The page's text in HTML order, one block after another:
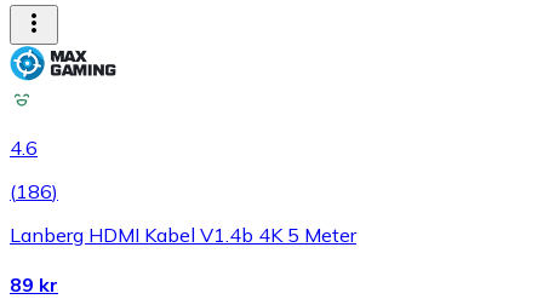
4.6
(186)
Lanberg HDMI Kabel V1.4b 4K 5 Meter
89 kr